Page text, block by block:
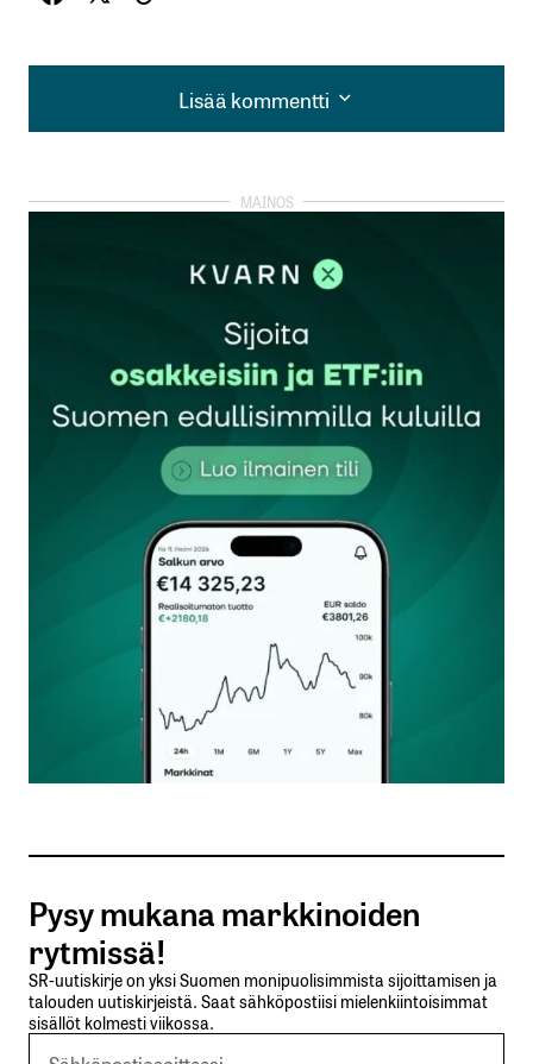
Lisää kommentti
Lisää kommentti
kirjautua
rekisteröityä
Sähköpostiosoitettasi ei julkaista.Pakolliset
kentät on merkitty*
Kommentti*
Nimesi tai nimimerkkisi
Sähköpostiosoitteesi
Tilaa SalkunRakentajan uutiskirje
Lähetä kommentti
Pysy mukana markkinoiden
rytmissä!
SR-uutiskirje on yksi Suomen monipuolisimmista sijoittamisen ja
talouden uutiskirjeistä. Saat sähköpostiisi mielenkiintoisimmat
sisällöt kolmesti viikossa.